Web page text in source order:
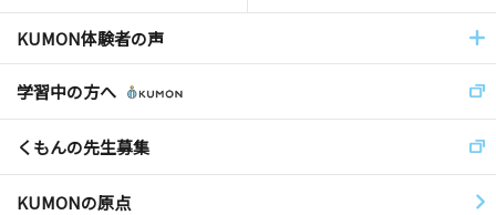
KUMON体験者の声
学習中の方へ
くもんの先生募集
KUMONの原点